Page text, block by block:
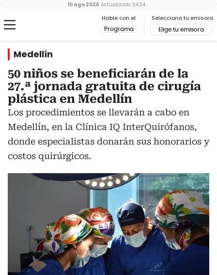
Hable con el
Programa
Selecciona tu emisora
Elige tu emisora
10 ago 2026 Actualizado 04:34
Medellín
50 niños se beneficiarán de la
27.ª jornada gratuita de cirugía
plástica en Medellín
Los procedimientos se llevarán a cabo en
Medellín, en la Clínica IQ InterQuirófanos,
donde especialistas donarán sus honorarios y
costos quirúrgicos.